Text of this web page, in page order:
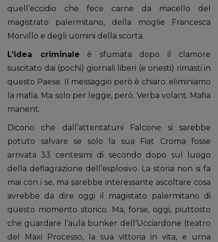
quell’eccidio che fece carne da macello del
magistrato palermitano, della moglie Francesca
Morvillo e degli uomini della scorta.
L’idea criminale è sfumata dopo il clamore
suscitato dai (pochi) giornali liberi (e onesti) rimasti in
questo Paese. Il messaggio però è chiaro: eliminiamo
la mafia. Ma solo per legge, però. Verba volant. Mafia
manent.
Dicono che dall’attentatuni Falcone si sarebbe
potuto salvare se solo la sua Fiat Croma fosse
arrivata 33 centesimi di secondo dopo sul luogo
della deflagrazione dell’esplosivo. La storia non si fa
mai con i se, ma sarebbe interessante ascoltare cosa
avrebbe da dire oggi il magistato palermitano di
questo momento storico. Ma, forse, oggi, piuttosto
che guardare l’aula bunker dell’Ucciardone (teatro
del Maxi Processo, la sua vittoria in vita, e urna